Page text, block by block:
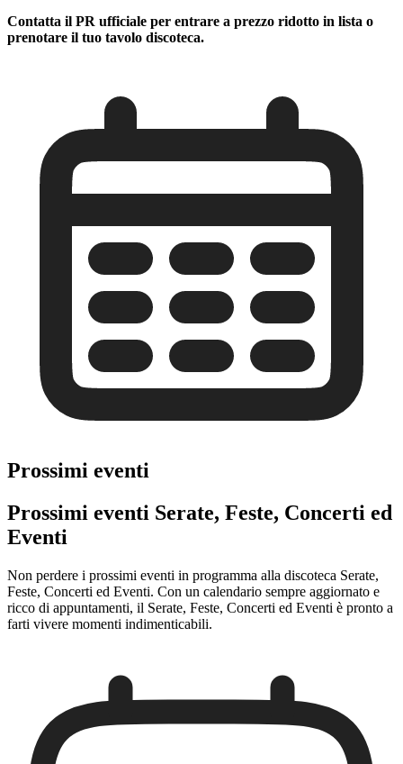
Contatta il PR ufficiale per entrare a prezzo ridotto in lista o
prenotare il tuo tavolo discoteca.
Prossimi eventi
Prossimi eventi Serate, Feste, Concerti ed
Eventi
Non perdere i prossimi eventi in programma alla discoteca Serate,
Feste, Concerti ed Eventi. Con un calendario sempre aggiornato e
ricco di appuntamenti, il Serate, Feste, Concerti ed Eventi è pronto a
farti vivere momenti indimenticabili.